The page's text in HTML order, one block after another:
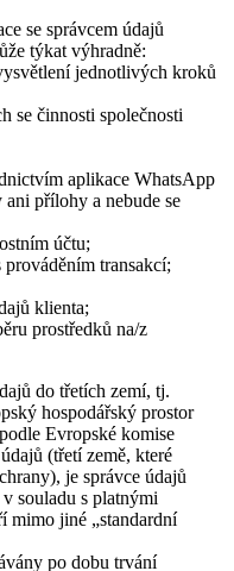
se správcem údajů
týkat výhradně:
jednotlivých kroků
se činnosti společnosti
aplikace WhatsApp
přílohy a nebude se
účtu;
transakcí;
klienta;
prostředků na/z
do třetích zemí, tj.
hospodářský prostor
Evropské komise
(třetí země, které
je správce údajů
souladu s platnými
mimo jiné „standardní
po dobu trvání